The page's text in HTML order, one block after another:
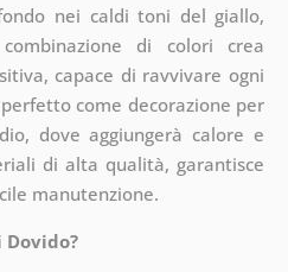
nei caldi toni del giallo,
di colori crea
capace di ravvivare ogni
come decorazione per
dove aggiungerà calore e
di alta qualità, garantisce
manutenzione.
Dovido?